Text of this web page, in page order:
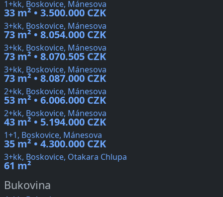
1+kk, Boskovice, Mánesova
33 m² • 3.500.000 CZK
3+kk, Boskovice, Mánesova
73 m² • 8.054.000 CZK
3+kk, Boskovice, Mánesova
73 m² • 8.070.505 CZK
3+kk, Boskovice, Mánesova
73 m² • 8.087.000 CZK
2+kk, Boskovice, Mánesova
53 m² • 6.006.000 CZK
2+kk, Boskovice, Mánesova
43 m² • 5.194.000 CZK
1+1, Boskovice, Mánesova
35 m² • 4.300.000 CZK
3+kk, Boskovice, Otakara Chlupa
61 m²
Bukovina